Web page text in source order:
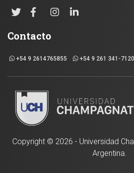
Contacto
+54 9 2614765855 +54 9 261 341-7120
Copyright © 2026 - Universidad
Argentina.